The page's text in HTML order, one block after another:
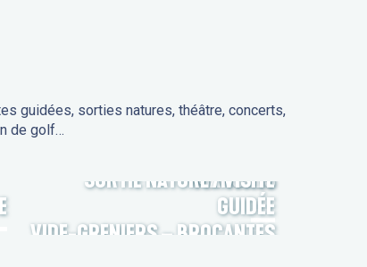
guidées, sorties natures, théâtre, concerts,
de golf…
MARCHÉS
SORTIE NATURE / VISITE
GUIDÉE
VIDE-GRENIERS – BROCANTES